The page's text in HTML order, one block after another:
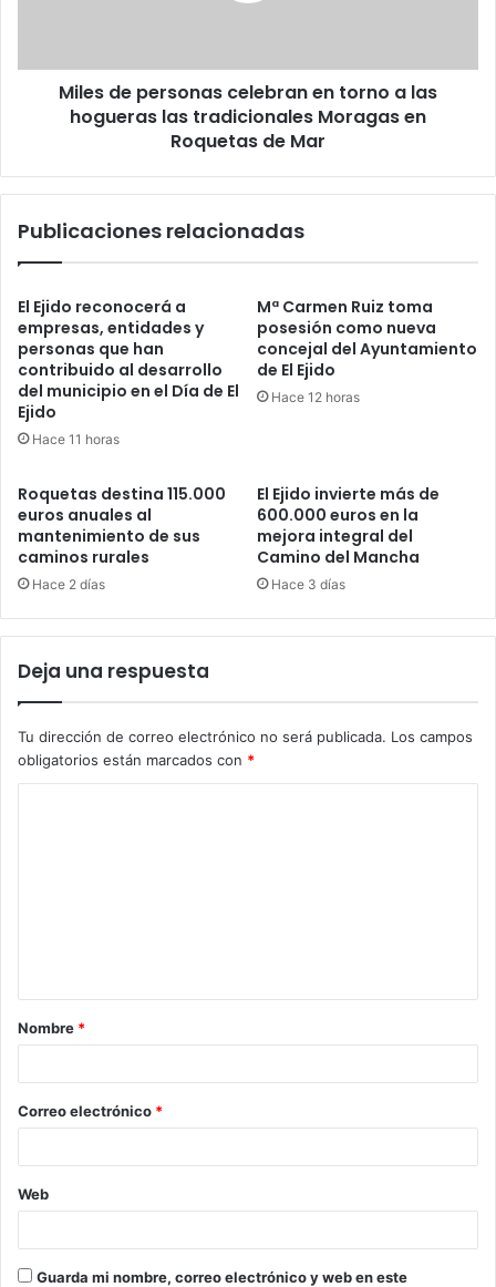
Miles de personas celebran en torno a las
hogueras las tradicionales Moragas en
Roquetas de Mar
Publicaciones relacionadas
El Ejido reconocerá a
empresas, entidades y
personas que han
contribuido al desarrollo
del municipio en el Día de El
Ejido
Hace 11 horas
Mª Carmen Ruiz toma
posesión como nueva
concejal del Ayuntamiento
de El Ejido
Hace 12 horas
Roquetas destina 115.000
euros anuales al
mantenimiento de sus
caminos rurales
Hace 2 días
El Ejido invierte más de
600.000 euros en la
mejora integral del
Camino del Mancha
Hace 3 días
Deja una respuesta
Tu dirección de correo electrónico no será publicada. Los campos
obligatorios están marcados con *
a
r
*
Nombre *
Correo electrónico *
Web
Guarda mi nombre, correo electrónico y web en este